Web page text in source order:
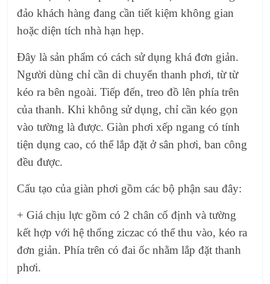
đảo khách hàng đang cần tiết kiệm không gian
hoặc diện tích nhà hạn hẹp.
Đây là sản phẩm có cách sử dụng khá đơn giản.
Người dùng chỉ cần di chuyển thanh phơi, từ từ
kéo ra bên ngoài. Tiếp đến, treo đồ lên phía trên
của thanh. Khi không sử dụng, chỉ cần kéo gọn
vào tường là được. Giàn phơi xếp ngang có tính
tiện dụng cao, có thể lắp đặt ở sân phơi, ban công
đều được.
Cấu tạo của giàn phơi gồm các bộ phận sau đây:
+ Giá chịu lực gồm có 2 chân cố định và tường
kết hợp với hệ thống ziczac có thể thu vào, kéo ra
đơn giản. Phía trên có đai ốc nhằm lắp đặt thanh
phơi.